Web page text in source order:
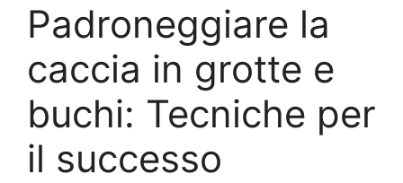
Padroneggiare la
caccia in grotte e
buchi: Tecniche per
il successo